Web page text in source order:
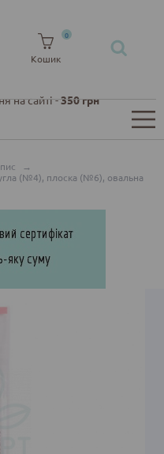
на сайті -350 грн
Кошик
0
→
(№4), плоска (№6), овальна